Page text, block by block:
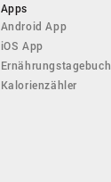
Apps
Android App
iOS App
Ernährungstagebuch
Kalorienzähler